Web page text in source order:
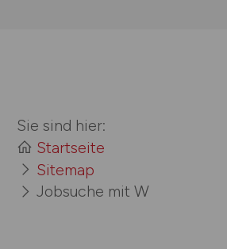
Sie sind hier:
Startseite
Sitemap
Jobsuche mit W